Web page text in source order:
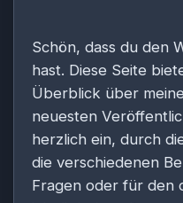
Schön, dass du den
hast. Diese Seite
Überblick über
neuesten
herzlich ein, durch
die verschiedenen
Fragen oder für den